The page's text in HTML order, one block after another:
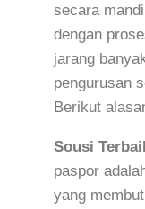
secara
dengan
jarang
pengurusan
Berikut
Sousi
paspor
yang